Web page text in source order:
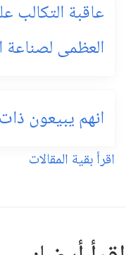
عاقبة التكالب
العظمى لصناعة
انهم يبيعون ذات
اقرأ بقية المقالات